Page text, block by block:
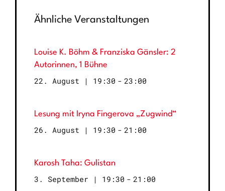
Ähnliche Veranstaltungen
Louise K. Böhm & Franziska Gänsler: 2
Autorinnen, 1 Bühne
22. August | 19:30 - 23:00
Lesung mit Iryna Fingerova „Zugwind“
26. August | 19:30 - 21:00
Karosh Taha: Gulistan
3. September | 19:30 - 21:00